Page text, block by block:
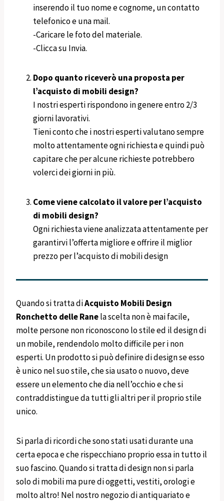
inserendo il tuo nome e cognome, un contatto
telefonico e una mail.
-Caricare le foto del materiale.
-Clicca su Invia.
Dopo quanto riceverò una proposta per
l’acquisto di mobili design?
I nostri esperti rispondono in genere entro 2/3
giorni lavorativi.
Tieni conto che i nostri esperti valutano sempre
molto attentamente ogni richiesta e quindi può
capitare che per alcune richieste potrebbero
volerci dei giorni in più.
Come viene calcolato il valore per l’acquisto
di mobili design?
Ogni richiesta viene analizzata attentamente per
garantirvi l’offerta migliore e offrire il miglior
prezzo per l’acquisto di mobili design
Quando si tratta diAcquisto Mobili Design
Ronchetto delle Ranela scelta non è mai facile,
molte persone non riconoscono lo stile ed il design di
un mobile, rendendolo molto difficile per i non
esperti. Un prodotto si può definire di design se esso
è unico nel suo stile, che sia usato o nuovo, deve
essere un elemento che dia nell’occhio e che si
contraddistingue da tutti gli altri per il proprio stile
unico.
Si parla di ricordi che sono stati usati durante una
certa epoca e che rispecchiano proprio essa in tutto il
suo fascino. Quando si tratta di design non si parla
solo di mobili ma pure di oggetti, vestiti, orologi e
molto altro! Nel nostro negozio di antiquariato e